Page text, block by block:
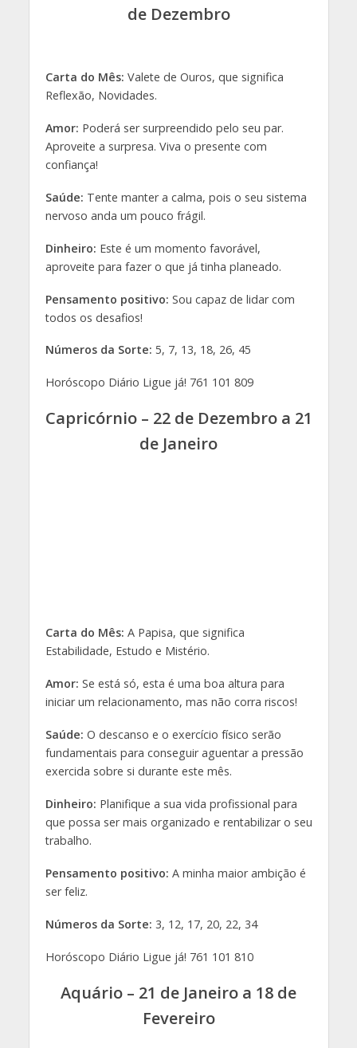
de Dezembro
Carta do Mês: Valete de Ouros, que significa
Reflexão, Novidades.
Amor: Poderá ser surpreendido pelo seu par.
Aproveite a surpresa. Viva o presente com
confiança!
Saúde: Tente manter a calma, pois o seu sistema
nervoso anda um pouco frágil.
Dinheiro: Este é um momento favorável,
aproveite para fazer o que já tinha planeado.
Pensamento positivo: Sou capaz de lidar com
todos os desafios!
Números da Sorte: 5, 7, 13, 18, 26, 45
Horóscopo Diário Ligue já! 761 101 809
Capricórnio – 22 de Dezembro a 21
de Janeiro
fundamentais para conseguir aguentar a pressão
exercida sobre si durante este mês.
Dinheiro: Planifique a sua vida profissional para
que possa ser mais organizado e rentabilizar o seu
Pensamento positivo:
A minha maior ambição é
ser feliz.
Números da Sorte: 3, 12, 17, 20, 22, 34
Horóscopo Diário Ligue já! 761 101 810
Aquário – 21 de Janeiro a 18 de
Carta do Mês:O Carro, que significa Sucesso.
Amor: Haverá maior harmonia entre o casal.
Aproveite ao máximo os momentos de alegria e
lembre-se de agradecer a Deus tudo o que tem!